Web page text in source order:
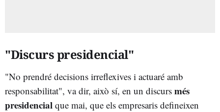
"Discurs presidencial"
"No prendré decisions irreflexives i actuaré amb
responsabilitat", va dir, això sí, en un discurs més
presidencial que mai, que els empresaris defineixen